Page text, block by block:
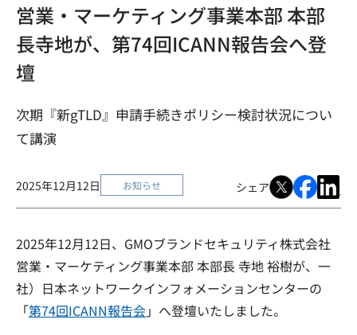
営業・マーケティング事業本部 本部
長寺地が、第74回ICANN報告会へ登
壇
次期『新gTLD』申請手続きポリシー検討状況につい
て講演
2025年12月12日 お知らせ シェア
2025年12月12日、GMOブランドセキュリティ株式会社
営業・マーケティング事業本部 本部長 寺地 裕樹が、一
社）日本ネットワークインフォメーションセンターの
「第74回ICANN報告会」へ登壇いたしました。